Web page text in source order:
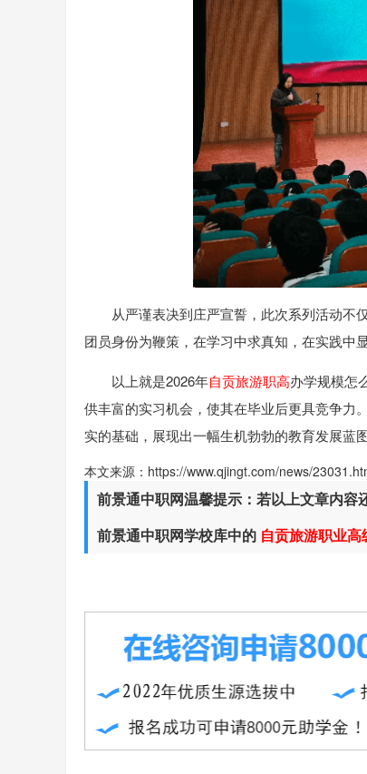
从严谨表决到庄严宣誓，此次系列活动不
团员身份为鞭策，在学习中求真知，在实践中
以上就是2026年自贡旅游职高办学规模怎
供丰富的实习机会，使其在毕业后更具竞争力
实的基础，展现出一幅生机勃勃的教育发展蓝
本文来源：https://www.qjingt.com/news/
前景通中职网温馨提示：若以上文章内容
前景通中职网学校库中的 自贡旅游职业高